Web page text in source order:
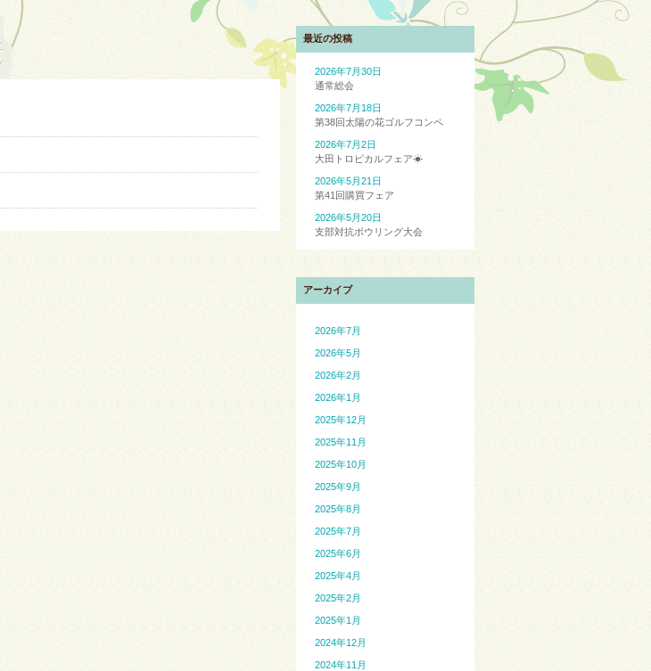
最近の投稿
2026年7月30日
通常総会
2026年7月18日
第38回太陽の花ゴルフコンペ
2026年7月2日
大田トロピカルフェア☀
2026年5月21日
第41回購買フェア
2026年5月20日
支部対抗ボウリング大会
アーカイブ
2026年7月
2026年5月
2026年2月
2026年1月
2025年12月
2025年11月
2025年10月
2025年9月
2025年8月
2025年7月
2025年6月
2025年4月
2025年2月
2025年1月
2024年12月
2024年11月